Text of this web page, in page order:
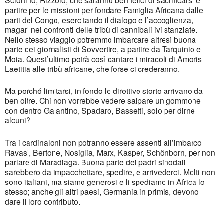
partire per le missioni per fondare Famiglia Africana dalle
parti del Congo, esercitando il dialogo e l’accoglienza,
magari nei confronti delle tribù di cannibali ivi stanziate.
Nello stesso viaggio potremmo imbarcare altresì buona
parte dei giornalisti di Sovvertire, a partire da Tarquinio e
Moia. Quest’ultimo potrà così cantare i miracoli di Amoris
Laetitia alle tribù africane, che forse ci crederanno.
Ma perché limitarsi, in fondo le direttive storte arrivano da
ben oltre. Chi non vorrebbe vedere salpare un gommone
con dentro Galantino, Spadaro, Bassetti, solo per dirne
alcuni?
Tra i cardinaloni non potranno essere assenti all’imbarco
Ravasi, Bertone, Nosiglia, Marx, Kasper, Schönborn, per non
parlare di Maradiaga. Buona parte dei padri sinodali
sarebbero da impacchettare, spedire, e arrivederci. Molti non
sono italiani, ma siamo generosi e li spediamo in Africa lo
stesso; anche gli altri paesi, Germania in primis, devono
dare il loro contributo.